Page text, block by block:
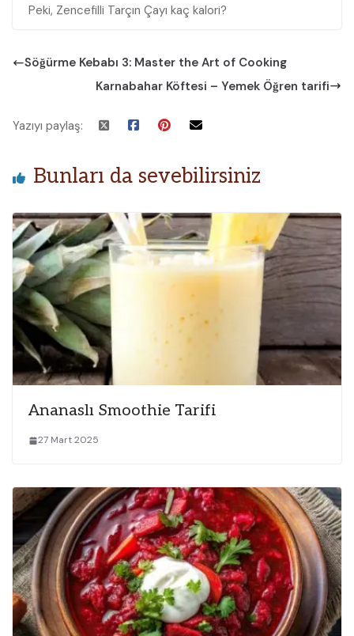
Peki, Zencefilli Tarçın Çayı kaç kalori?
Söğürme Kebabı 3: Master the Art of Cooking
Karnabahar Köftesi – Yemek Öğren tarifi
Yazıyı paylaş:
Bunları da sevebilirsiniz
Ananaslı Smoothie Tarifi
27 Mart 2025